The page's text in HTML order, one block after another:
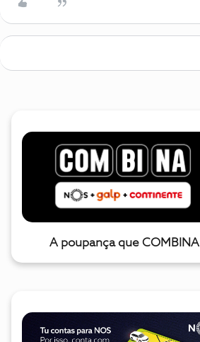
A poupança que COMBINA